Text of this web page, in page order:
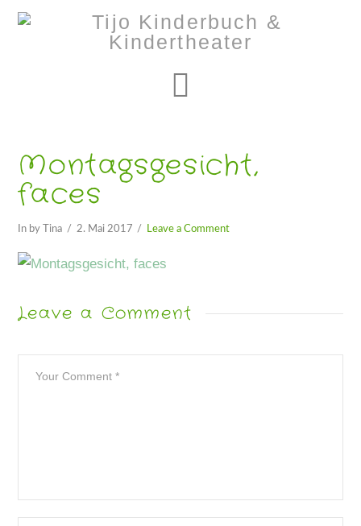
Montagsgesicht,
faces
In by Tina 2. Mai 2017 Leave a Comment
Leave a Comment